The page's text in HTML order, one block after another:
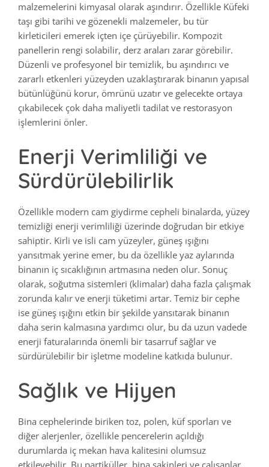
malzemelerini kimyasal olarak aşındırır. Özellikle Küfeki
taşı gibi tarihi ve gözenekli malzemeler, bu tür
kirleticileri emerek içten içe çürüyebilir. Kompozit
panellerin rengi solabilir, derz araları zarar görebilir.
Düzenli ve profesyonel bir temizlik, bu aşındırıcı ve
zararlı etkenleri yüzeyden uzaklaştırarak binanın yapısal
bütünlüğünü korur, ömrünü uzatır ve gelecekte ortaya
çıkabilecek çok daha maliyetli tadilat ve restorasyon
işlemlerini önler.
Enerji Verimliliği ve
Sürdürülebilirlik
Özellikle modern cam giydirme cepheli binalarda, yüzey
temizliği enerji verimliliği üzerinde doğrudan bir etkiye
sahiptir. Kirli ve isli cam yüzeyler, güneş ışığını
yansıtmak yerine emer, bu da özellikle yaz aylarında
binanın iç sıcaklığının artmasına neden olur. Sonuç
olarak, soğutma sistemleri (klimalar) daha fazla çalışmak
zorunda kalır ve enerji tüketimi artar. Temiz bir cephe
ise güneş ışığını etkin bir şekilde yansıtarak binanın
daha serin kalmasına yardımcı olur, bu da uzun vadede
enerji faturalarında önemli bir tasarruf sağlar ve
sürdürülebilir bir işletme modeline katkıda bulunur.
Sağlık ve Hijyen
Bina cephelerinde biriken toz, polen, küf sporları ve
diğer alerjenler, özellikle pencerelerin açıldığı
durumlarda iç mekan hava kalitesini olumsuz